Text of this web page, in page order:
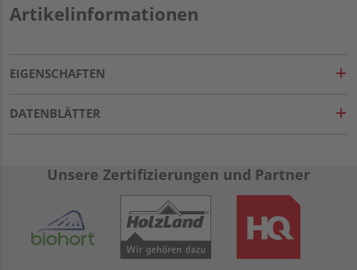
Artikelinformationen
EIGENSCHAFTEN
DATENBLÄTTER
Unsere Zertifizierungen und Partner